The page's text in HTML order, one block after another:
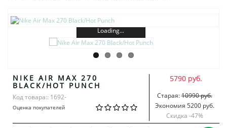
Loading...
NIKE AIR MAX 270
BLACK/HOT PUNCH
Код товара:: 1692-
Оценка покупателей
5790 руб.
Старая:10990 руб.
Экономия 5200 руб.
Скидка -47%